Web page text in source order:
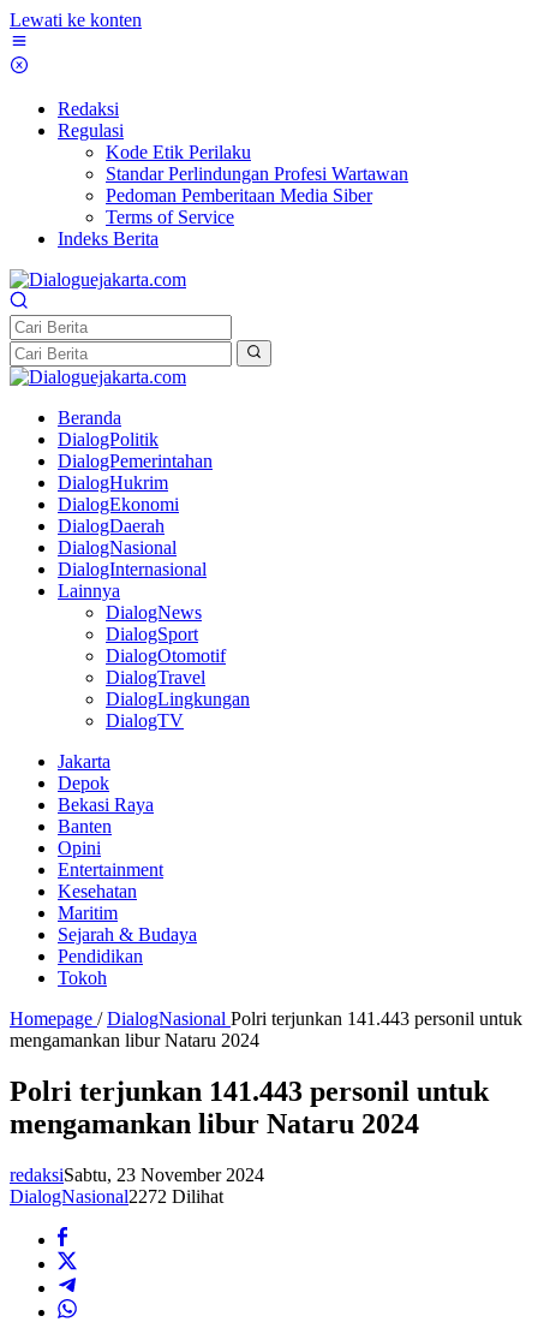
Lewati ke konten
Redaksi
Regulasi
Kode Etik Perilaku
Standar Perlindungan Profesi Wartawan
Pedoman Pemberitaan Media Siber
Terms of Service
Indeks Berita
Beranda
DialogPolitik
DialogPemerintahan
DialogHukrim
DialogEkonomi
DialogDaerah
DialogNasional
DialogInternasional
Lainnya
DialogNews
DialogSport
DialogOtomotif
DialogTravel
DialogLingkungan
DialogTV
Jakarta
Depok
Bekasi Raya
Banten
Opini
Entertainment
Kesehatan
Maritim
Sejarah & Budaya
Pendidikan
Tokoh
Homepage / DialogNasional Polri terjunkan 141.443 personil untuk
mengamankan libur Nataru 2024
Polri terjunkan 141.443 personil untuk
mengamankan libur Nataru 2024
redaksiSabtu, 23 November 2024
DialogNasional2272 Dilihat